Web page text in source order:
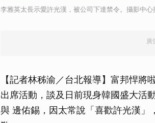
李雅英太長示愛許光漢，被公司下達禁令。攝影中心
廣
【記者林秭渝／台北報導】富邦悍
出席活動，談及日前現身韓國盛大活
與 邊佑錫，因太常說「喜歡許光漢